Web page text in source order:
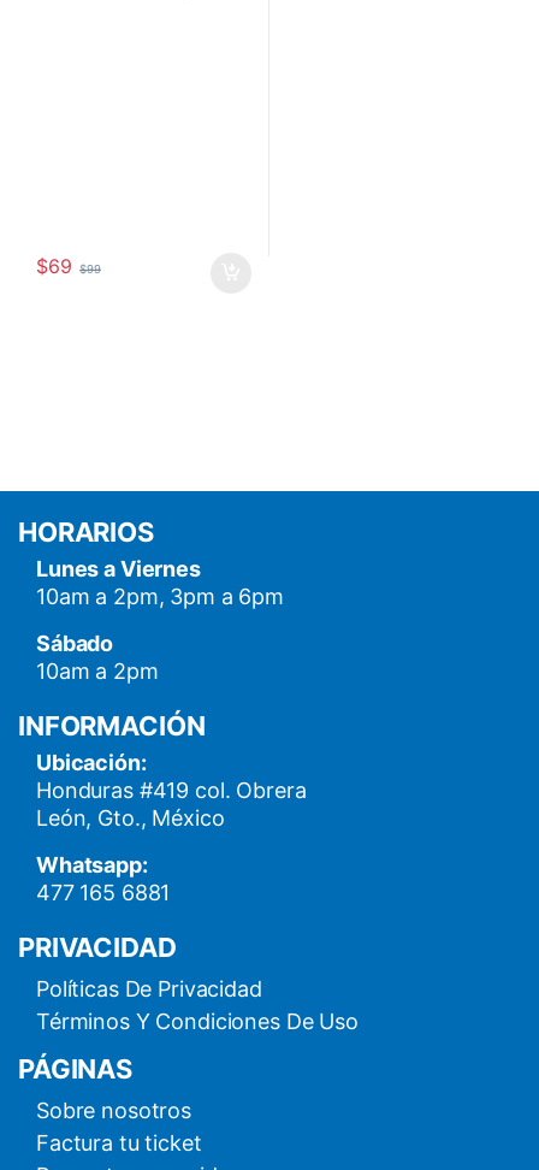
$69 $99
HORARIOS
Lunes a Viernes
10am a 2pm, 3pm a 6pm
Sábado
10am a 2pm
INFORMACIÓN
Ubicación:
Honduras #419 col. Obrera
León, Gto., México
Whatsapp:
477 165 6881
PRIVACIDAD
Políticas De Privacidad
Términos Y Condiciones De Uso
PÁGINAS
Sobre nosotros
Factura tu ticket